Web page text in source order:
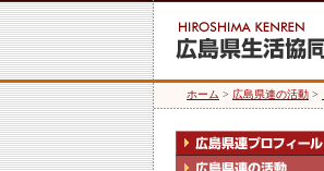
ホーム > 広島県連の活動 >